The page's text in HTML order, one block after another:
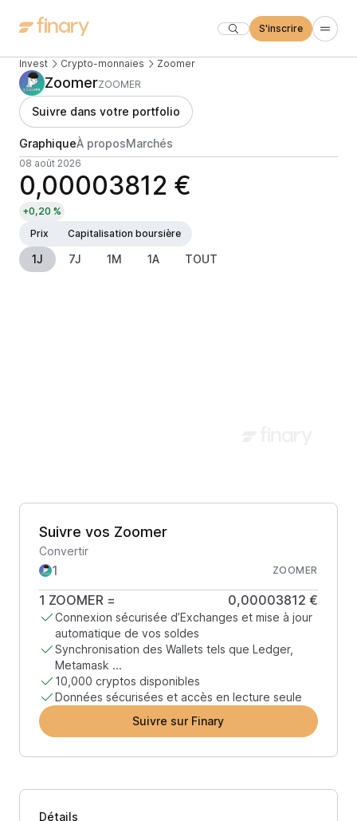
S'inscrire
Invest Crypto-monnaies Zoomer
ZoomerZOOMER
Suivre dans votre portfolio
GraphiqueÀ proposMarchés
08 août 2026
0,00003812 €
+0,20 %
Prix
Capitalisation boursière
1J 7J 1M 1A TOUT
Suivre vos Zoomer
Convertir
ZOOMER
1 ZOOMER = 0,00003812 €
Connexion sécurisée d’Exchanges et mise à jour
automatique de vos soldes
Synchronisation des Wallets tels que Ledger,
Metamask ...
10,000 cryptos disponibles
Données sécurisées et accès en lecture seule
Suivre sur Finary
Détails